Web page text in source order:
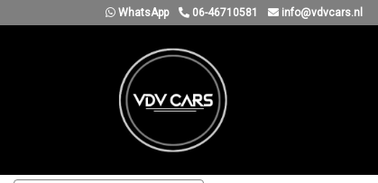
WhatsApp 06-46710581 info@vdvcars.nl